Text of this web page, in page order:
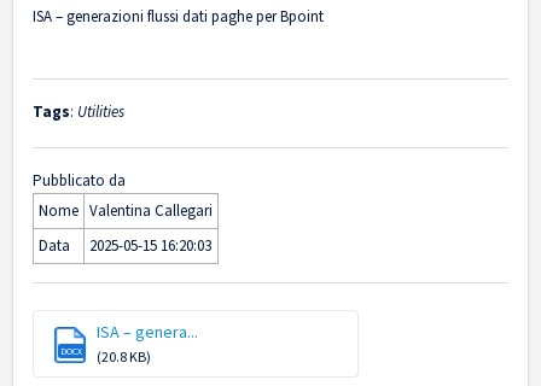
ISA – generazioni flussi dati paghe per Bpoint
Tags: Utilities
Pubblicato da
Nome Valentina Callegari
Data
2025-05-15 16:20:03
DOCX
ISA – genera...
(20.8 KB)